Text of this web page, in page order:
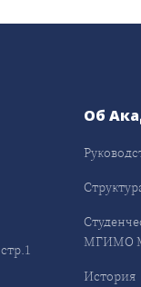
Об
МГИМО
История